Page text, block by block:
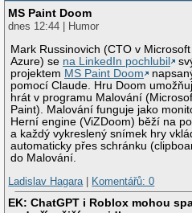
MS Paint Doom
dnes 12:44 | Humor
Mark Russinovich (CTO v Microsoft
Azure) se na LinkedIn pochlubil
projektem MS Paint Doom
pomocí Claude. Hru Doom
hrát v programu Malování
Paint). Malování funguje jako
Herní engine (ViZDoom) běží na
a každý vykreslený snímek hry
automaticky přes schránku
do Malování.
Ladislav Hagara| Komentářů: 0
EK: ChatGPT i Roblox mohou